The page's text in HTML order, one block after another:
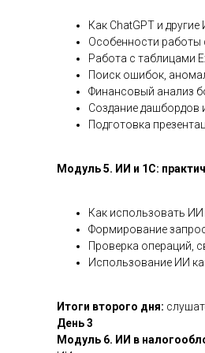
Как ChatGPT и
Особенности работы
Работа с таблицами
Поиск ошибок,
Финансовый анализ
Создание дашбордов
Подготовка
Модуль 5. ИИ и 1С:
Как использовать ИИ
Формирование
Проверка операций,
Использование ИИ
Итоги второго дня:
День 3
Модуль 6. ИИ в